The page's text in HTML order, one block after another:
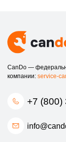
CanDo —
компании: service-
+7 (800)